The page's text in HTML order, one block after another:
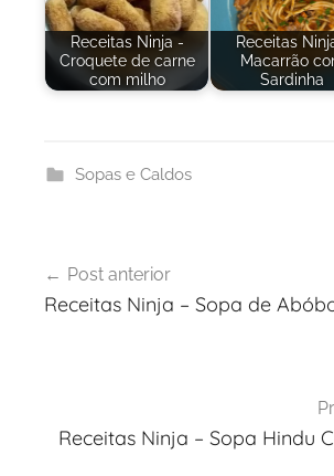
Receitas Ninja -
Croquete de carne
com milho
Receitas
Macarrão
Sardinha
Sopas e Caldos
de
Post anterior
Receitas Ninja – Sopa de
Receitas Ninja – Sopa Hindu